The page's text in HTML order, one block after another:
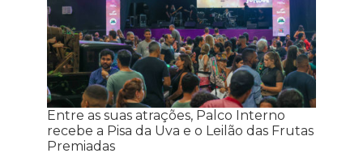
Entre as suas atrações, Palco Interno
recebe a Pisa da Uva e o Leilão das Frutas
Premiadas